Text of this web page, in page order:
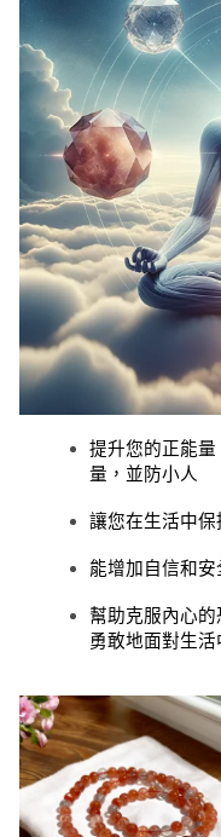
提升您的正能
量，並防小人
讓您在生活中
能增加自信和
幫助克服內心
勇敢地面對生